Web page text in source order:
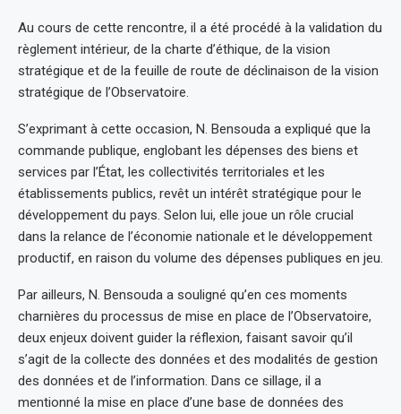
Au cours de cette rencontre, il a été procédé à la validation du
règlement intérieur, de la charte d’éthique, de la vision
stratégique et de la feuille de route de déclinaison de la vision
stratégique de l’Observatoire.
S’exprimant à cette occasion, N. Bensouda a expliqué que la
commande publique, englobant les dépenses des biens et
services par l’État, les collectivités territoriales et les
établissements publics, revêt un intérêt stratégique pour le
développement du pays. Selon lui, elle joue un rôle crucial
dans la relance de l’économie nationale et le développement
productif, en raison du volume des dépenses publiques en jeu.
Par ailleurs, N. Bensouda a souligné qu’en ces moments
charnières du processus de mise en place de l’Observatoire,
deux enjeux doivent guider la réflexion, faisant savoir qu’il
s’agit de la collecte des données et des modalités de gestion
des données et de l’information. Dans ce sillage, il a
mentionné la mise en place d’une base de données des